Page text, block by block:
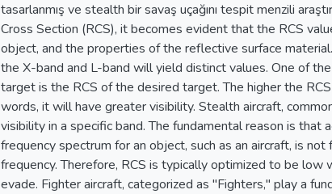
tasarlanmış ve stealth bir savaş uçağını tespit menzili
Cross Section (RCS), it becomes evident that the RCS
object, and the properties of the reflective surface
the X-band and L-band will yield distinct values. One of
target is the RCS of the desired target. The higher the
words, it will have greater visibility. Stealth aircraft,
visibility in a specific band. The fundamental reason is
frequency spectrum for an object, such as an aircraft, is
frequency. Therefore, RCS is typically optimized to be
evade. Fighter aircraft, categorized as "Fighters," play a